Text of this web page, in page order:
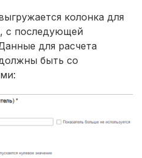
колонка для
с последующей
для расчета
быть со